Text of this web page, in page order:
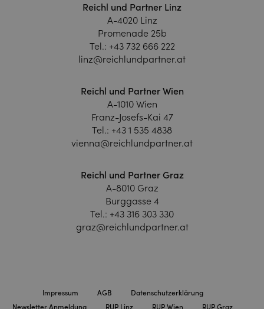
Reichl und Partner Linz
A-4020 Linz
Promenade 25b
Tel.: +43 732 666 222
linz@reichlundpartner.at
Reichl und Partner Wien
A-1010 Wien
Franz-Josefs-Kai 47
Tel.: +43 1 535 4838
vienna@reichlundpartner.at
Reichl und Partner Graz
A-8010 Graz
Burggasse 4
Tel.: +43 316 303 330
graz@reichlundpartner.at
Impressum AGB
Datenschutzerklärung
Newsletter Anmeldung
RUP Linz RUP Wien RUP Graz